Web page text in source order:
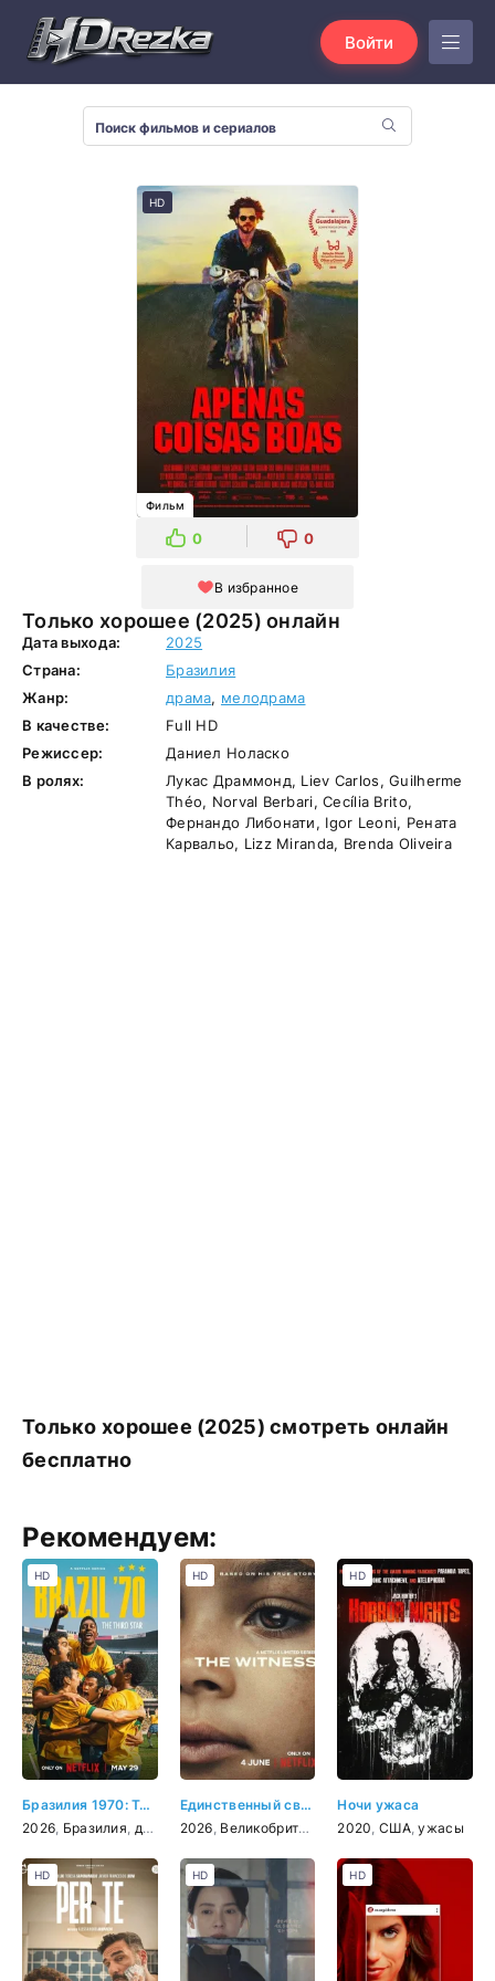
Войти
Только хорошее (2025) онлайн
HD
Фильм
0 0
В избранное
Дата выхода:
2025
Страна:
Бразилия
Жанр:
драма, мелодрама
В качестве:
Full HD
Режиссер:
Даниел Ноласко
В ролях:
Лукас Драммонд, Liev Carlos, Guilherme
Théo, Norval Berbari, Cecília Brito,
Фернандо Либонати, Igor Leoni, Рената
Карвальо, Lizz Miranda, Brenda Oliveira
Только хорошее (2025) смотреть онлайн
бесплатно
Рекомендуем:
Бразилия 1970: Третья звезда
2026 Бразилия документальный ,спорт
HD
Единственный свидетель
2026 Великобритания США, драма,криминал
HD
Ночи ужаса
2020 США,ужасы
HD
HD HD HD